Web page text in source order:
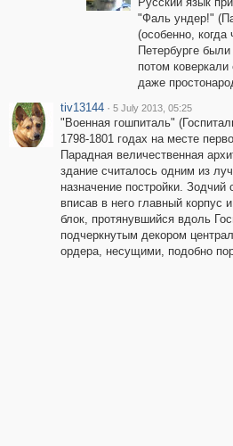
"Фаль ундер!"
(особенно,
Петербурге
потом
даже
tiv13144 · 5 July 2013, 05:25
"Военная гошпиталь"
1798-1801 годах на месте
Парадная величественная
здание считалось одним из
назначение постройки.
вписав в него главный
блок, протянувшийся вдоль
подчеркнутым декором
ордера, несущими, подобно